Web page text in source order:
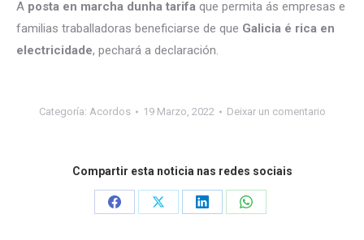
A posta en marcha dunha tarifa que permita ás empresas e
familias traballadoras beneficiarse de que Galicia é rica en
electricidade, pechará a declaración.
Categoría: Acordos 19 Marzo, 2022 Deixar un comentario
Compartir esta noticia nas redes sociais
Share
Share
Share
Share